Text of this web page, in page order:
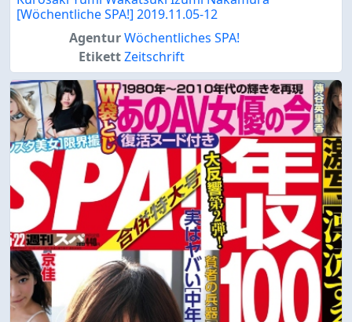
[Wöchentliche SPA!] 2019.11.05-12
AgenturWöchentliches SPA!
EtikettZeitschrift